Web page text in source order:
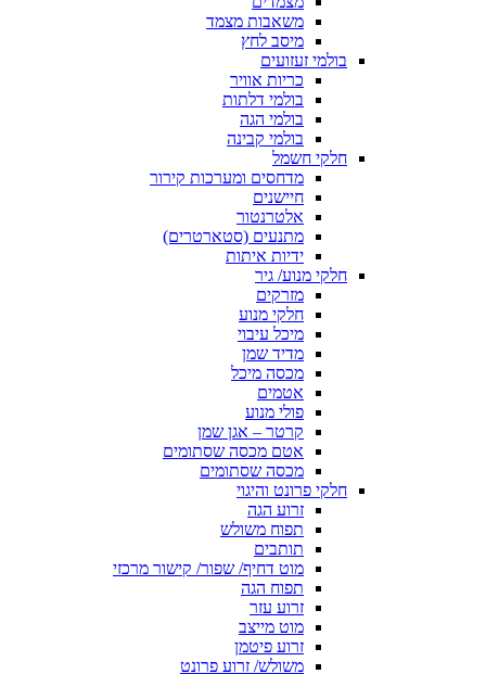
משאבות מצמד
מיסב לחץ
בולמי זעזועים
כריות אוויר
בולמי דלתות
בולמי הגה
בולמי קבינה
חלקי חשמל
מדחסים ומערכות קירור
חיישנים
אלטרנטור
מתנעים (סטארטרים)
ידיות איתות
חלקי מנוע/ גיר
מזרקים
חלקי מנוע
מיכל עיבוי
מדיד שמן
מכסה מיכל
אטמים
פולי מנוע
קרטר – אגן שמן
אטם מכסה שסתומים
מכסה שסתומים
חלקי פרונט והיגוי
זרוע הגה
תפוח משולש
תותבים
מוט דחיף/ שפור/ קישור מרכזי
תפוח הגה
זרוע עזר
מוט מייצב
זרוע פיטמן
משולש/ זרוע פרונט